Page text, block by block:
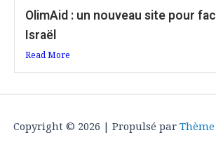
OlimAid : un nouveau site pour
Israël
Read More
Copyright © 2026 | Propulsé par